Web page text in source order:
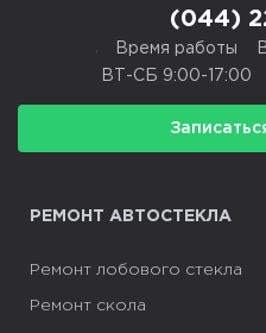
+38 050 851 92
Маршрут Google Map
67
(044)
Время работы
ВТ-СБ 9:00-17:00
РЕМОНТ АВТОСТЕКЛА
Ремонт лобового стекла
Ремонт скола